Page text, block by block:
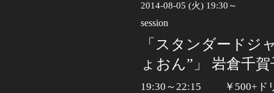
2014-08-05 (火) 19:30～
session
「スタンダードジ
ょおん”」 岩倉千賀
19:30～22:15 ￥500+ド